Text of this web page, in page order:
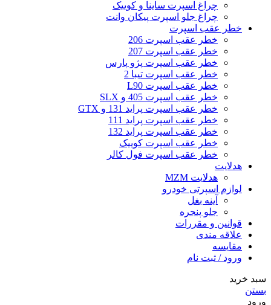
چراغ اسپرت ساینا و کوییک
چراغ جلو اسپرت پیکان وانت
خطر عقب اسپرت
خطر عقب اسپرت 206
خطر عقب اسپرت 207
خطر عقب اسپرت پژو پارس
خطر عقب اسپرت تیبا 2
خطر عقب اسپرت L90
خطر عقب اسپرت 405 و SLX
خطر عقب اسپرت پراید 131 و GTX
خطر عقب اسپرت پراید 111
خطر عقب اسپرت پراید 132
خطر عقب اسپرت کوییک
خطر عقب اسپرت فول کالر
هدلایت
هدلایت MZM
لوازم اسپرتی خودرو
آینه بغل
جلو پنجره
قوانین و مقررات
علاقه مندی
مقایسه
ورود / ثبت نام
سبد خرید
بستن
ورود